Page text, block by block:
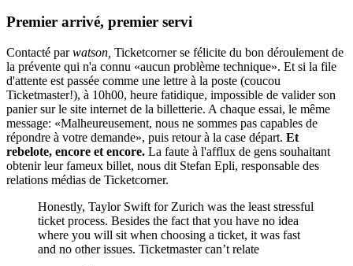
Premier arrivé, premier servi
Contacté parwatson, Ticketcorner se félicite du bon déroulement de
la prévente qui n'a connu «aucun problème technique». Et si la file
d'attente est passée comme une lettre à la poste (coucou
Ticketmaster!), à 10h00, heure fatidique, impossible de valider son
panier sur le site internet de la billetterie. A chaque essai, le même
message: «Malheureusement, nous ne sommes pas capables de
répondre à votre demande», puis retour à la case départ. Et
rebelote, encore et encore. La faute à l'afflux de gens souhaitant
obtenir leur fameux billet, nous dit Stefan Epli, responsable des
relations médias de Ticketcorner.
Honestly, Taylor Swift for Zurich was the least stressful
ticket process. Besides the fact that you have no idea
where you will sit when choosing a ticket, it was fast
and no other issues. Ticketmaster can’t relate